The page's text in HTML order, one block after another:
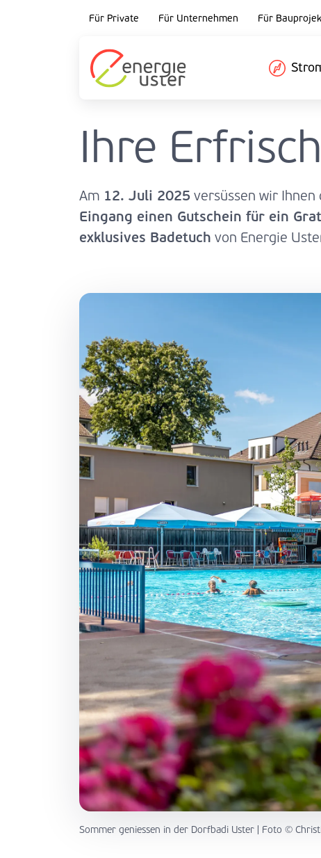
Für Private Für Unternehmen Für
‌Ihre
Am 12. Juli 2025 versüssen wir
Eingang einen Gutschein für ein
exklusives Badetuch von Energie
Sommer geniessen in der Dorfbadi Uster | Foto ©